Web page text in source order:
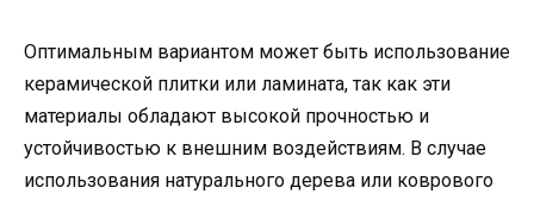
Оптимальным вариантом может быть использование
керамической плитки или ламината, так как эти
материалы обладают высокой прочностью и
устойчивостью к внешним воздействиям. В случае
использования натурального дерева или коврового